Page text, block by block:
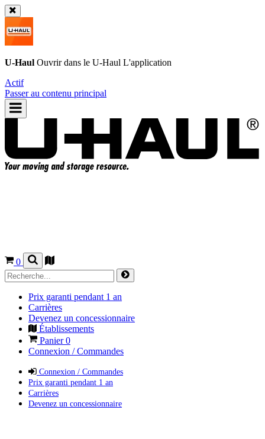
U-Haul Ouvrir dans le U-Haul L'application
Actif
Passer au contenu principal
0
Prix garanti pendant 1 an
Carrières
Devenez un concessionnaire
Établissements
Panier0
Connexion / Commandes
Connexion / Commandes
Prix garanti pendant 1 an
Carrières
Devenez un concessionnaire